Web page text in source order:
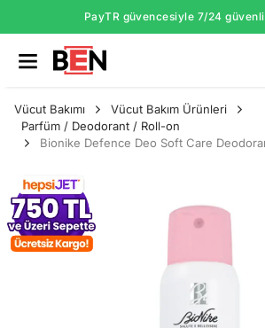
PayTR güvencesiyle 7/24
Vücut Bakımı
Vücut Bakım Ürünleri
Parfüm / Deodorant / Roll-on
Bionike Defence Deo Soft Care